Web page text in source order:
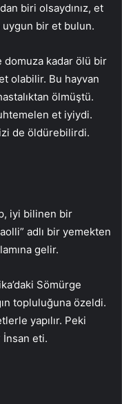
biri olsaydınız, et
uygun bir et bulun.
domuza kadar ölü bir
olabilir. Bu hayvan
ölmüştü.
et iyiydi.
de öldürebilirdi.
iyi bilinen bir
adlı bir yemekten
gelir.
Sömürge
topluluğuna özeldi.
yapılır. Peki
İnsan eti.